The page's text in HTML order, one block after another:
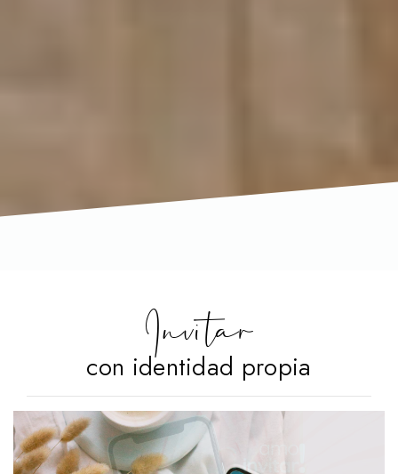
Invitar
con identidad propia